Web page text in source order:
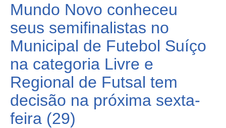
Mundo Novo conheceu
seus semifinalistas no
Municipal de Futebol Suíço
na categoria Livre e
Regional de Futsal tem
decisão na próxima sexta-
feira (29)